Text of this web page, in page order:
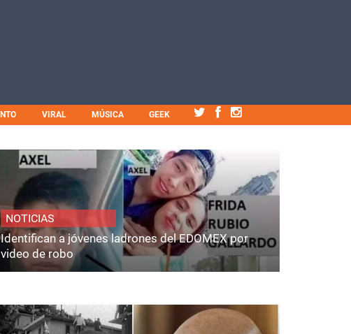
VIRAL MÚSICA GEEK
NOTICIAS
Identifican a jóvenes ladrones del EDOMEX por
video de robo